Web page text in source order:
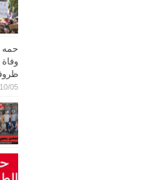
حمه
05